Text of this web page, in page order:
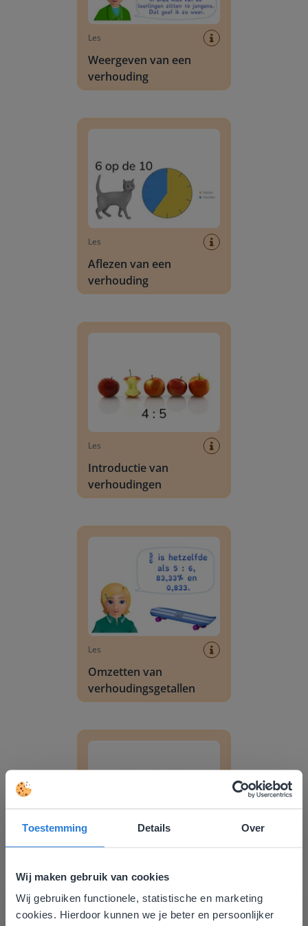
Toestemming Details Over
Wij maken gebruik van cookies
Wij gebruiken functionele, statistische en marketing
cookies. Hierdoor kunnen we je beter en persoonlijker
Les
Weergeven van een
verhouding
Les
Aflezen van een
verhouding
Les
Introductie van
verhoudingen
Les
Omzetten van
verhoudingsgetallen
Omzetten van
verhoudingen en
percentages
Deze website komt niet